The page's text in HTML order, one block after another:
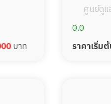
บาท
ศูนย์ดูแ
0.0
ราคาเริ่ม